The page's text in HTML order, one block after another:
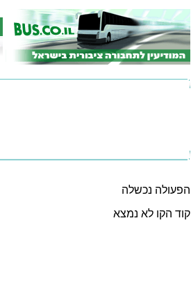
הפעולה נכשלה
קוד הקו לא נמצא